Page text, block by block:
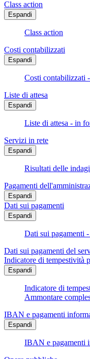
Class action
Espandi
Class action
Costi contabilizzati
Espandi
Costi contabilizzati
Liste di attesa
Espandi
Liste di attesa - in
Servizi in rete
Espandi
Risultati delle
Pagamenti
Espandi
Dati sui pagamenti
Espandi
Dati sui pagamenti
Dati sui pagamenti del
Indicatore di tempestività
Espandi
Indicatore di
Ammontare
IBAN e pagamenti
Espandi
IBAN e pagamenti